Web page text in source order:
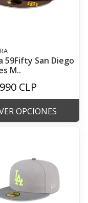
59Fifty San Diego
M..
CLP
OPCIONES